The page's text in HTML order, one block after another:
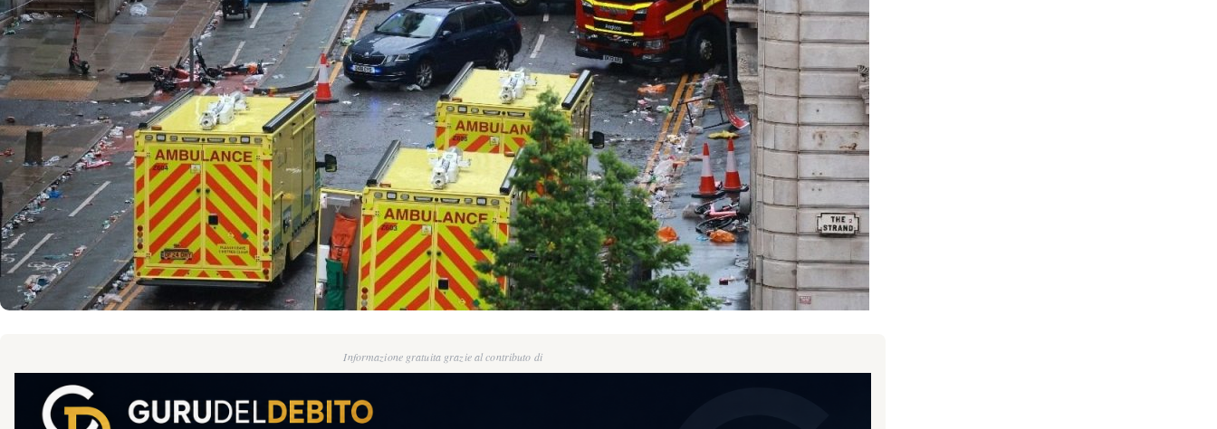
Informazione gratuita grazie al contributo di